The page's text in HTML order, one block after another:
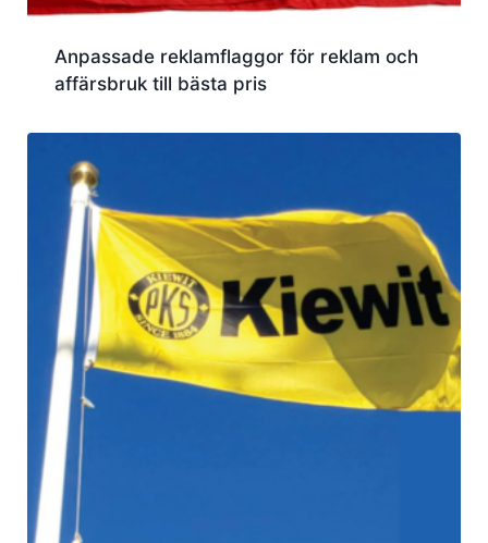
Anpassade reklamflaggor för reklam och
affärsbruk till bästa pris